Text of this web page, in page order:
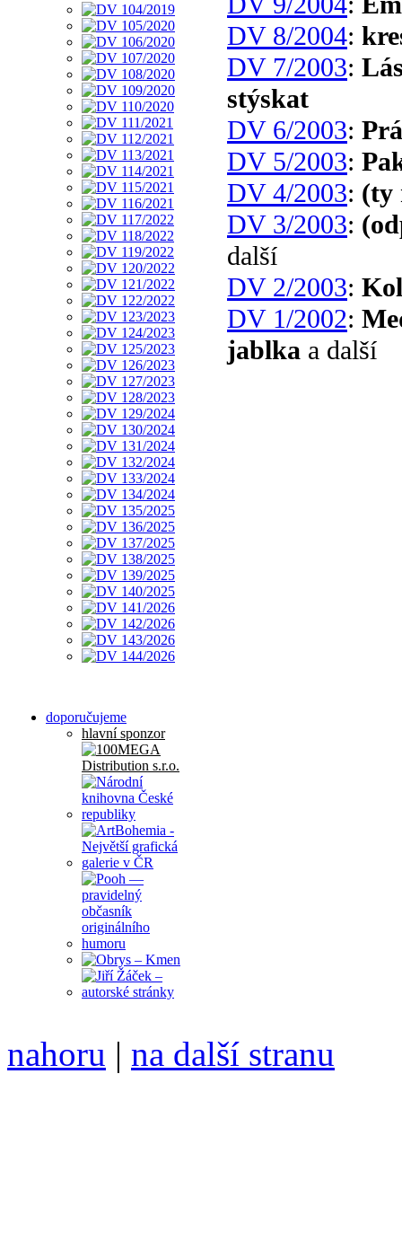
doporučujeme
hlavní sponzor
DV 8/2004:
DV 7/2003:
stýskat
DV 6/2003:
DV 5/2003:
DV 4/2003: (ty
DV 3/2003:
další
DV 2/2003:
DV 1/2002:
jablka a další
nahoru | na další stranu